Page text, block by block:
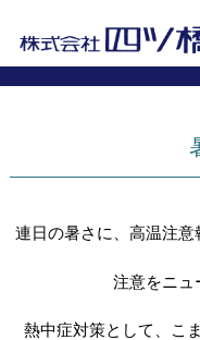
連日の暑さに、高温注
注意をニュ
熱中症対策として、こ